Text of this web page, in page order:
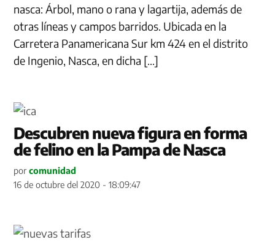
nasca: Árbol, mano o rana y lagartija, además de
otras líneas y campos barridos. Ubicada en la
Carretera Panamericana Sur km 424 en el distrito
de Ingenio, Nasca, en dicha […]
Descubren nueva figura en forma
de felino en la Pampa de Nasca
por comunidad
16 de octubre del 2020 - 18:09:47